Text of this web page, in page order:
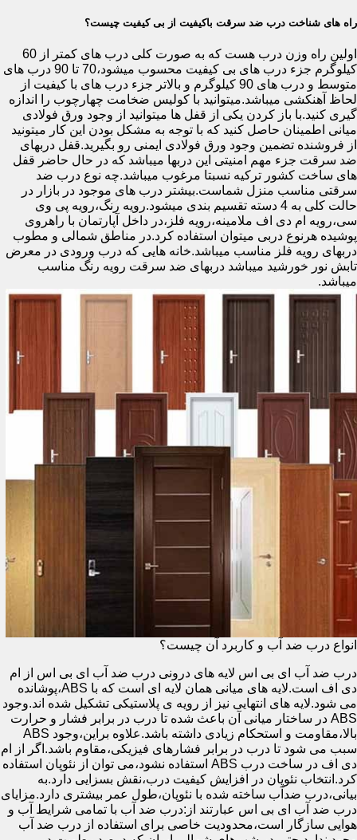
راه های شناخت درب ضد سرقت باکیفیت از بی کیفیت چیست؟
اولین راه وزن درب هست که به صورت کلی درب های کمتر از 60
کیلوگرم جزء درب های بی کیفیت محسوب میشود،70 تا 90 درب های
متوسط و درب های 90 کیلوگرم و بالاتر جزء درب های با کیفیت از
لحاظ آهنکشی میباشد.میتوانید با کولیس ضخامت چهارچوب را اندازه
گیری کنید.با باز کردن یکی از قفل ها میتوانید از وجود ورق فولادی
میانی اطمینان حاصل کنید که با توجه به مشکل بودن این کار میتونید
از فروشنده تضمین وجود ورق فولادی ایمنی رو بگیرید.قفل دربهای
ضد سرقت جزء مهم امنیتی این دربها میباشد که در حال حاضر قفل
های ساخت کشور ترکیه نسبتا مرغوب میباشد.چه نوع درب ضد
سرقتی مناسب منزل شماست.بیشتر درب های موجود در بازار در
حالت کلی به 4 دسته تقسیم بندی میشود.رویه رنگ،رویه پی وی
سی،رویه ام دی اف ملامینه،رویه فلز،در داخل آپارتمان با راهروی
پوشیده هرنوع دربی میتوان استفاده کرد.در مناطق شمالی و مطوب
دربهای رویه فلز مناسب میباشد.خانه هایی که درب ورودی در معرض
تابش نور خورشید میباشد دربهای ضد سرقت رویه رنگ مناسب
میباشد.
انواع درب ضد آب و کاربرد آن چیست؟
درب ضد آب ای بی اس لایه های درونی درب ضد آب ای بی اس از ام
دی اف است.لایه های میانی همان لایه ای است که با ABS،پوشانده
می شود.لایه های انتهایی نیز از رویه ی پلاستیکی تشکیل شده اند.وجود
ABS در ساختار میانی آن باعث شده تا درب در برابر فشار و حرارت
بالا،مقاومت و استحکام زیادی داشته باشد.علاوه براین،وجود ABS
سبب می شود تا درب در برابر فشارهای فیزیکی،مقاوم باشد.اگر از ام
دی اف در ساخت درب ABS استفاده نشود،می توان از نئوپان استفاده
کرد.انتخاب نئوپان در افزایش کیفیت درب،نقش بسزایی دارد.به
بیانی،درب ضدآب ساخته شده با نئوپان،طول عمر بیشتری دارد.مزایای
درب ضد آب ای بی اس عبارتند از:درب ضد آب با تمامی شرایط آب و
هوایی سازگار است،محدودیت خاصی برای استفاده از درب ضد آب